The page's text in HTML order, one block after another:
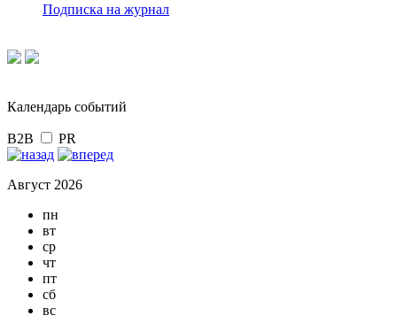
Подписка на журнал
Календарь событий
B2B PR
Август 2026
пн
вт
ср
чт
пт
сб
вс